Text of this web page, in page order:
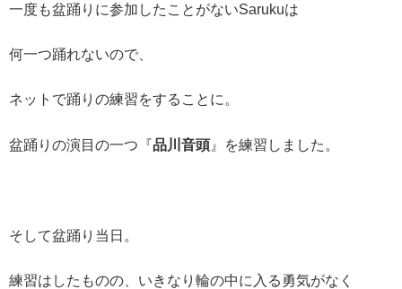
一度も盆踊りに参加したことがないSarukuは
何一つ踊れないので、
ネットで踊りの練習をすることに。
盆踊りの演目の一つ『品川音頭 』を練習しました。
そして盆踊り当日。
練習はしたものの、いきなり輪の中に入る勇気がなく